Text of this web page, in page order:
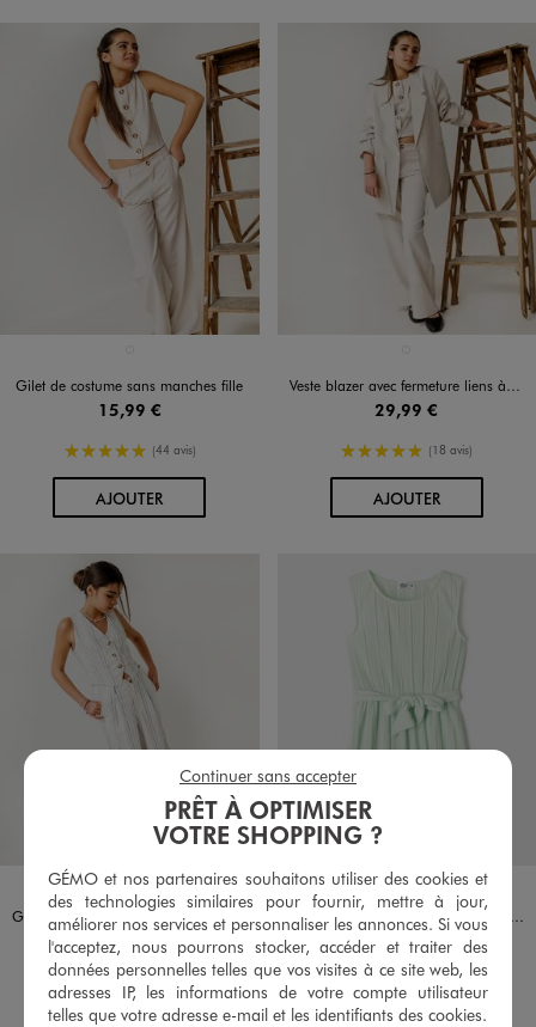
Gilet de costume sans manches fille
15,99 €
5/5 de moyenne
(44 avis)
AJOUTERAU PANIER
Veste blazer avec fermeture liens à nouer fille
29,99 €
5/5 de moyenne
(18 avis)
AJOUTERAU PANIER
Disponible en 1 coloris
BLEU
Gilet de costume sans manches en lin fille
15,99 €
4.5/5 de moyenne
(22 avis)
Disponible en 2 coloris
BLANC STANDARD
VERT CLAIR
Robe courte sans manches plissée à ceinture fille
14,99 €
-50% sur le 2ème produit d'été
5/5 de moyenne
(57 avis)
PRÊT À OPTIMISER
VOTRE SHOPPING ?
GÉMO et nos partenaires souhaitons utiliser des cookies et
des technologies similaires pour fournir, mettre à jour,
améliorer nos services et personnaliser les annonces. Si vous
l'acceptez, nous pourrons stocker, accéder et traiter des
données personnelles telles que vos visites à ce site web, les
adresses IP, les informations de votre compte utilisateur
telles que votre adresse e-mail et les identifiants des cookies.
Continuer sans accepter